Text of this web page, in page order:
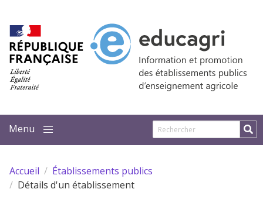
Accueil
Établissements publics
Détails d'un établissement